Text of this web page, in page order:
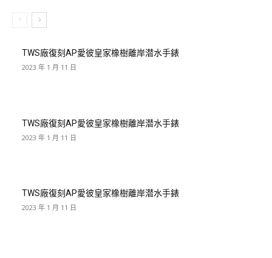
TWS廠復刻AP愛彼皇家橡樹離岸潜水手錶
2023 年 1 月 11 日
TWS廠復刻AP愛彼皇家橡樹離岸潜水手錶
2023 年 1 月 11 日
TWS廠復刻AP愛彼皇家橡樹離岸潜水手錶
2023 年 1 月 11 日